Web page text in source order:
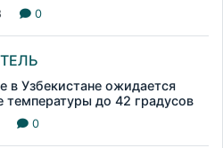
0
в Узбекистане ожидается
температуры до 42 градусов
0